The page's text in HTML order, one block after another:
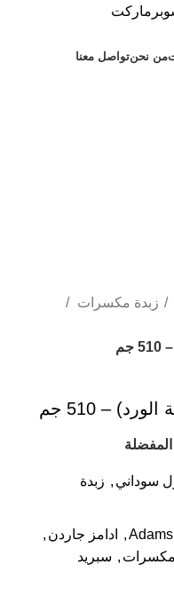
من نحنتواصل معنا
زبدة مكسرات
– 510 جم
سوداني , زبدة
, ادامز جاردن ,
مكسرات , سبريد